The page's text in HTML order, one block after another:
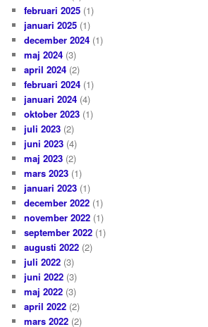
februari 2025 (1)
januari 2025 (1)
december 2024 (1)
maj 2024 (3)
april 2024 (2)
februari 2024 (1)
januari 2024 (4)
oktober 2023 (1)
juli 2023 (2)
juni 2023 (4)
maj 2023 (2)
mars 2023 (1)
januari 2023 (1)
december 2022 (1)
november 2022 (1)
september 2022 (1)
augusti 2022 (2)
juli 2022 (3)
juni 2022 (3)
maj 2022 (3)
april 2022 (2)
mars 2022 (2)